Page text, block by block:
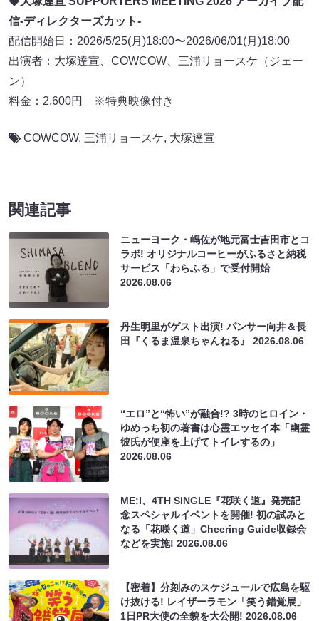
信-ディレクターズカット-
配信開始日：2026/5/25(月)18:00〜2026/06/01(月)18:00
出演者：大塚達宣、COWCOW、三浦リョースケ（ジェー
ン）
料金：2,600円 ※特典映像付き
COWCOW, 三浦リョースケ, 大塚達宣
関連記事
ニューヨーク・嶋佐が地元富士吉田市とコ
ラボ! オリジナルコーヒーがふるさと納税
サービス「わらふる」で受付開始
2026.08.06
丹生明里がゲスト出演! パンサー向井＆長
田『くるま温泉ちゃんねる』2026.08.06
“エロ”と“怖い”が融合!? 3時のヒロイン・
ゆめっち初の著書は心霊エッセイ本「幽霊
彼氏が便座を上げてトイレするの」
2026.08.06
ME:I、4TH SINGLE『花咲く道』発売記
念スペシャルイベントを開催! 初の試みと
なる「花咲く道」Cheering Guide収録会
などを実施!2026.08.06
【密着】分刻みのスケジュールで広島を駆
け抜ける! レイザーラモン「笑う錯覚展」
1日PR大使の全貌を大公開!2026.08.06